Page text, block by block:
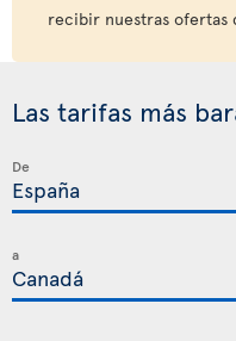
recibir nuestras ofertas
Las tarifas más
De
a